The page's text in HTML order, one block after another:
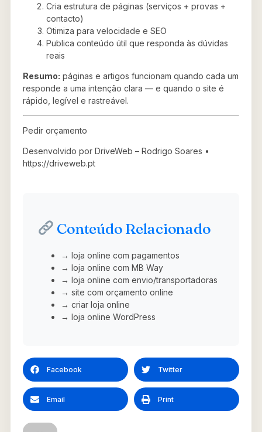
Cria estrutura de páginas (serviços + provas +
contacto)
Otimiza para velocidade e SEO
Publica conteúdo útil que responda às dúvidas
reais
Resumo: páginas e artigos funcionam quando cada um
responde a uma intenção clara — e quando o site é
rápido, legível e rastreável.
Pedir orçamento
Desenvolvido por DriveWeb – Rodrigo Soares •
https://driveweb.pt
Conteúdo Relacionado
→ loja online com pagamentos
→ loja online com MB Way
→ loja online com envio/transportadoras
→ site com orçamento online
→ criar loja online
→ loja online WordPress
Facebook Twitter
Email Print